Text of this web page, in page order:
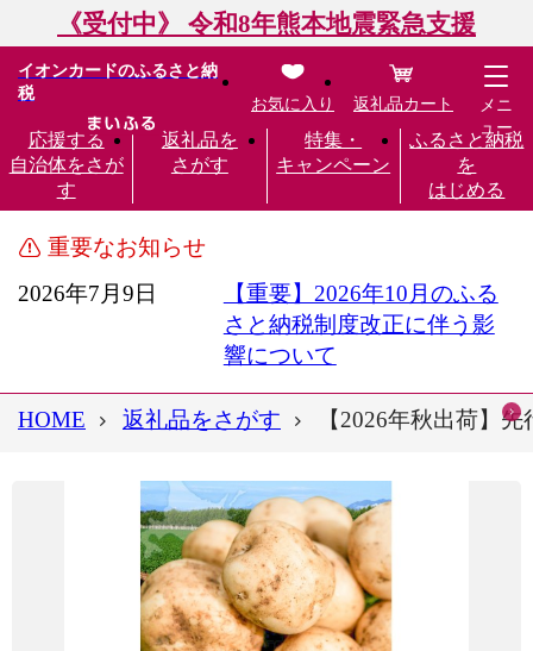
《受付中》 令和8年熊本地震緊急支援
イオンカードのふるさと納
税
応援する
自治体をさが
す
返礼品を
さがす
特集・
キャンペーン
ふるさと納税
を
はじめる
お気に入り 返礼品カート
メニ
ュー
重要なお知らせ
2026年7月9日
【重要】2026年10月のふる
さと納税制度改正に伴う影
響について
HOME 返礼品をさがす 【2026年秋出荷】